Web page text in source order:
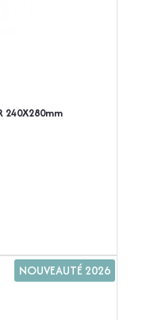
240X280mm
NOUVEAUTÉ 2026